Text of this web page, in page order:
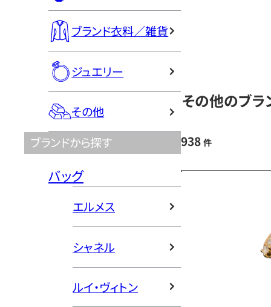
ブランド衣料／雑貨
ジュエリー
その他
ブランドから探す
バッグ
エルメス
シャネル
ルイ・ヴィトン
その他のブラ
938 件